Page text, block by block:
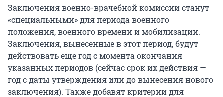
Заключения военно-врачебной комиссии станут
«специальными» для периода военного
положения, военного времени и мобилизации.
Заключения, вынесенные в этот период, будут
действовать еще год с момента окончания
указанных периодов (сейчас срок их действия —
год с даты утверждения или до вынесения нового
заключения). Также добавят критерии для